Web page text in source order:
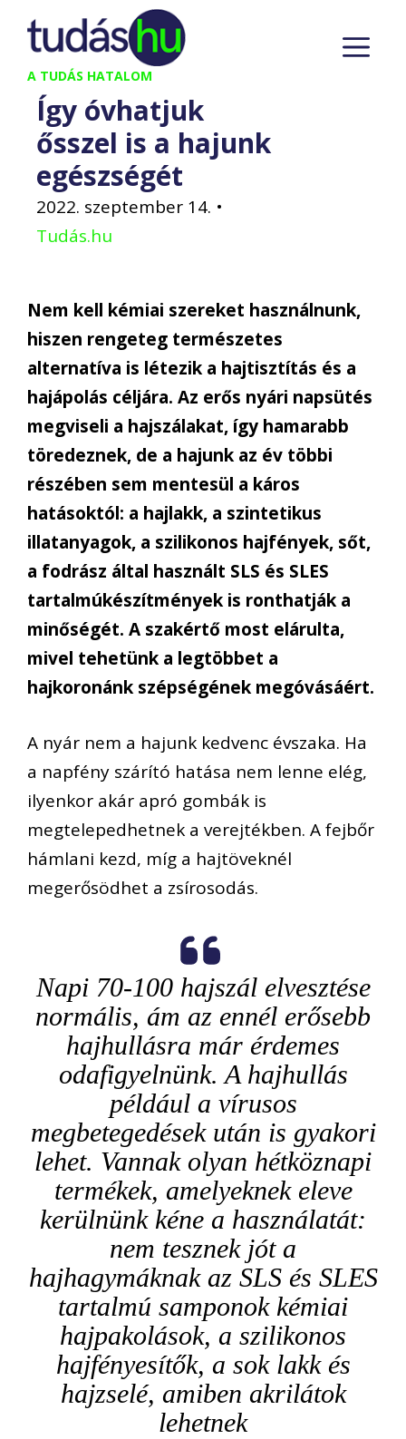
Kilépés
tartalomba
A TUDÁS HATALOM
Így óvhatjuk
ősszel is a hajunk
egészségét
2022. szeptember 14. •
Tudás.hu
Nem kell kémiai szereket használnunk,
hiszen rengeteg természetes
alternatíva is létezik a hajtisztítás és a
hajápolás céljára. Az erős nyári napsütés
megviseli a hajszálakat, így hamarabb
töredeznek, de a hajunk az év többi
részében sem mentesül a káros
hatásoktól: a hajlakk, a szintetikus
illatanyagok, a szilikonos hajfények, sőt,
a fodrász által használt SLS és SLES
tartalmúkészítmények is ronthatják a
minőségét. A szakértő most elárulta,
mivel tehetünk a legtöbbet a
hajkoronánk szépségének megóvásáért.
A nyár nem a hajunk kedvenc évszaka. Ha
a napfény szárító hatása nem lenne elég,
ilyenkor akár apró gombák is
megtelepedhetnek a verejtékben. A fejbőr
hámlani kezd, míg a hajtöveknél
megerősödhet a zsírosodás.
Napi 70-100 hajszál elvesztése
normális, ám az ennél erősebb
hajhullásra már érdemes
odafigyelnünk. A hajhullás
például a vírusos
megbetegedések után is gyakori
lehet. Vannak olyan hétköznapi
termékek, amelyeknek eleve
kerülnünk kéne a használatát:
nem tesznek jót a
hajhagymáknak az SLS és SLES
tartalmú samponok kémiai
hajpakolások, a szilikonos
hajfényesítők, a sok lakk és
hajzselé, amiben akrilátok
lehetnek